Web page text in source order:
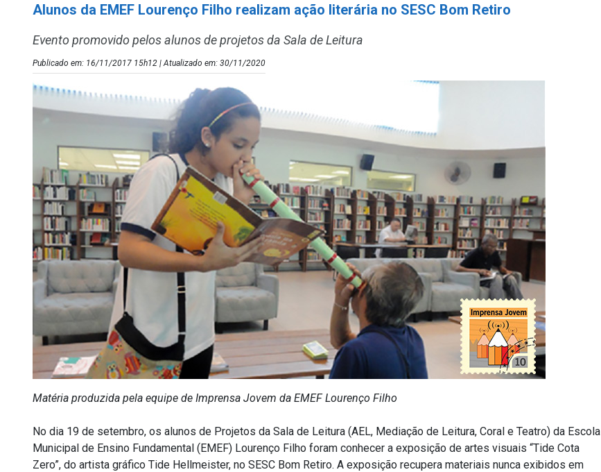
Alunos da EMEF Lourenço Filho realizam ação literária no SESC Bom Retiro
Evento promovido pelos alunos de projetos da Sala de Leitura
Publicado em: 16/11/2017 15h12 | Atualizado em: 30/11/2020
Matéria produzida pela equipe de Imprensa Jovem da EMEF Lourenço Filho
No dia 19 de setembro, os alunos de Projetos da Sala de Leitura (AEL, Mediação de Leitura, Coral e Teatro) da Escola
Municipal de Ensino Fundamental (EMEF) Lourenço Filho foram conhecer a exposição de artes visuais “Tide Cota
Zero”, do artista gráfico Tide Hellmeister, no SESC Bom Retiro. A exposição recupera materiais nunca exibidos em